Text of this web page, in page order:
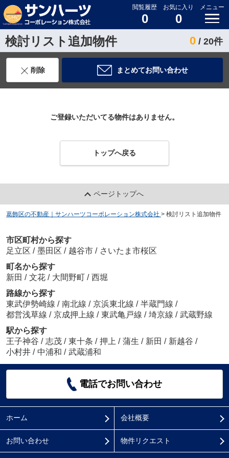
閲覧履歴
0
お気に入り
0
メニュー
検討リスト追加物件 0 / 20件
削除 まとめてお問い合わせ
ご登録いただいてる物件はありません。
トップへ戻る
ページトップへ
葛飾区の不動産｜サンハーツコーポレーション株式会社 > 検討リスト追加物件
市区町村から探す
足立区 / 墨田区 / 越谷市 / さいたま市桜区
町名から探す
新田 / 文花 / 大間野町 / 西堀
路線から探す
東武伊勢崎線 / 南北線 / 京浜東北線 / 半蔵門線 /
都営浅草線 / 京成押上線 / 東武亀戸線 / 埼京線 / 武蔵野線
駅から探す
王子神谷 / 志茂 / 東十条 / 押上 / 蒲生 / 新田 / 新越谷 /
小村井 / 中浦和 / 武蔵浦和
電話でお問い合わせ
ホーム 会社概要
お問い合わせ 物件リクエスト